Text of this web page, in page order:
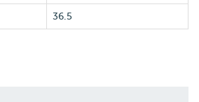
36.5